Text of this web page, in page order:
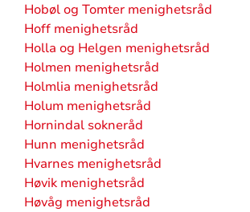
Hobøl og Tomter menighetsråd
Hoff menighetsråd
Holla og Helgen menighetsråd
Holmen menighetsråd
Holmlia menighetsråd
Holum menighetsråd
Hornindal sokneråd
Hunn menighetsråd
Hvarnes menighetsråd
Høvik menighetsråd
Høvåg menighetsråd